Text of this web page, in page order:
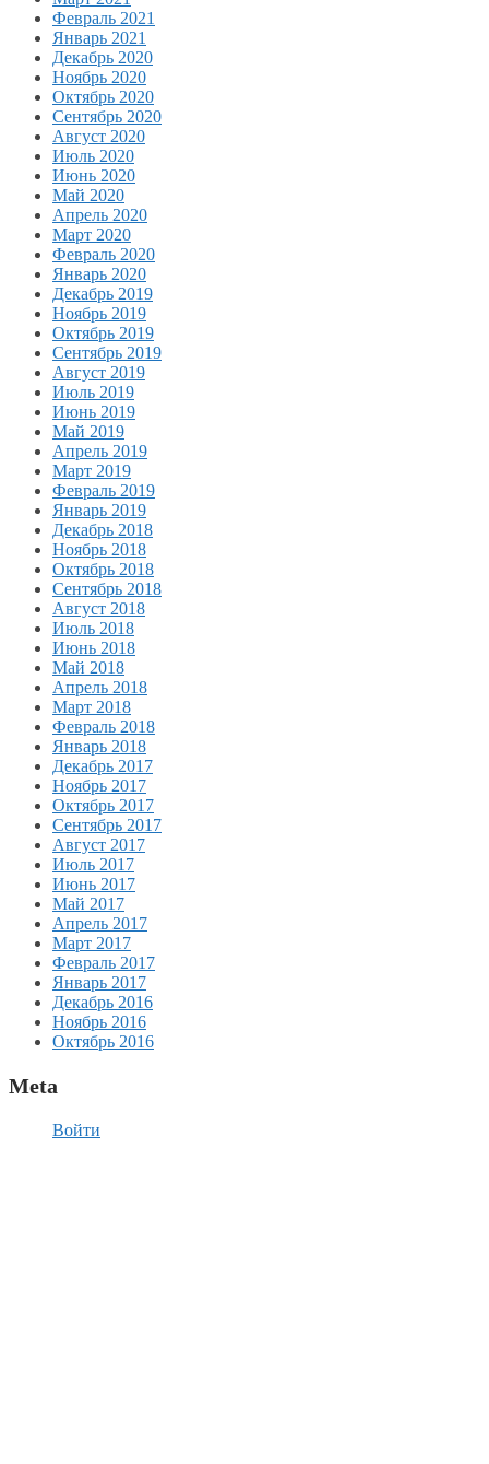
Февраль 2021
Январь 2021
Декабрь 2020
Ноябрь 2020
Октябрь 2020
Сентябрь 2020
Август 2020
Июль 2020
Июнь 2020
Май 2020
Апрель 2020
Март 2020
Февраль 2020
Январь 2020
Декабрь 2019
Ноябрь 2019
Октябрь 2019
Сентябрь 2019
Август 2019
Июль 2019
Июнь 2019
Май 2019
Апрель 2019
Март 2019
Февраль 2019
Январь 2019
Декабрь 2018
Ноябрь 2018
Октябрь 2018
Сентябрь 2018
Август 2018
Июль 2018
Июнь 2018
Май 2018
Апрель 2018
Март 2018
Февраль 2018
Январь 2018
Декабрь 2017
Ноябрь 2017
Октябрь 2017
Сентябрь 2017
Август 2017
Июль 2017
Июнь 2017
Май 2017
Апрель 2017
Март 2017
Февраль 2017
Январь 2017
Декабрь 2016
Ноябрь 2016
Октябрь 2016
Meta
Войти